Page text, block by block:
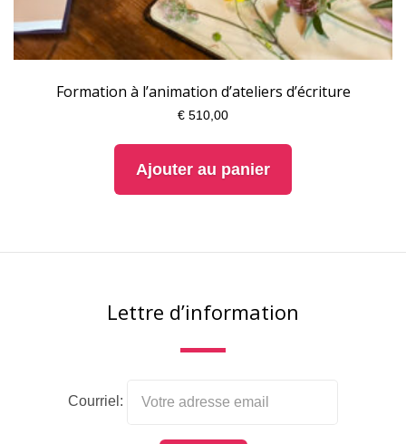
Formation à l’animation d’ateliers d’écriture
€ 510,00
Ajouter au panier
Lettre d’information
Courriel: